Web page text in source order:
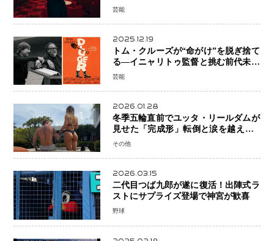
芸能
2025.12.19
トム・クルーズが“命がけ”を脱ぎ捨て
る―イニャリトゥ監督と挑む前代未聞
の大惨事コメディ「DIGGER ディガ
芸能
2026.01.28
冬季五輪直前でユッタ・リールダムが
見せた「完成形」転倒と涙を越えて─
ミラノで金を狙うオランダ女王の現在
その他
2026.03.15
二代目つば九郎が遂に復活！出陣式ラ
ストにサプライズ登場で神宮が歓喜
野球